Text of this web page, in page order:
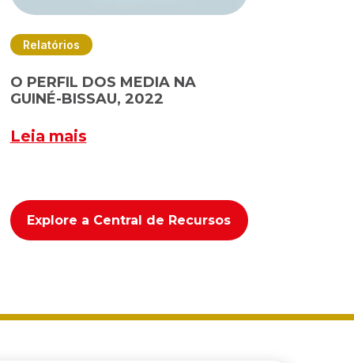
Relatórios
O PERFIL DOS MEDIA NA
GUINÉ-BISSAU, 2022
Leia mais
Explore a Central de Recursos